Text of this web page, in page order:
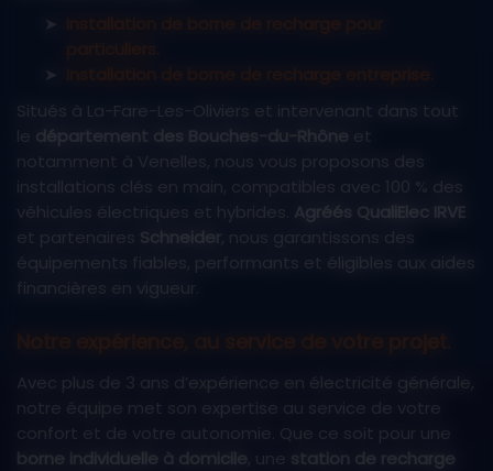
Situés à La-Fare-Les-Oliviers et intervenant dans tout
département des Bouches-du-Rhône
notamment à Venelles, nous vous proposons des
installations clés en main, compatibles avec 100 % des
véhicules électriques et hybrides.
Agréés QualiElec IRVE
et partenaires
Schneider , nous garantissons des
équipements fiables, performants et éligibles aux aides
financières en vigueur.
Avec plus de 3 ans d’expérience en électricité générale,
notre équipe met son expertise au service de votre
confort et de votre autonomie. Que ce soit pour une
borne individuelle à domicile
station de recharge